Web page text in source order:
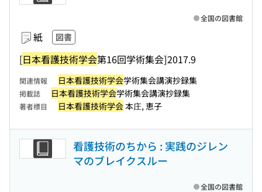
紙 図書
[日本看護技術学会第16回学術集会]2017.9
全国の図書館
関連情報 日本看護技術学会学術集会講演抄録集
掲載誌 日本看護技術学会学術集会講演抄録集
著者標目 日本看護技術学会本庄, 恵子
看護技術のちから : 実践のジレン
マのブレイクスルー
全国の図書館